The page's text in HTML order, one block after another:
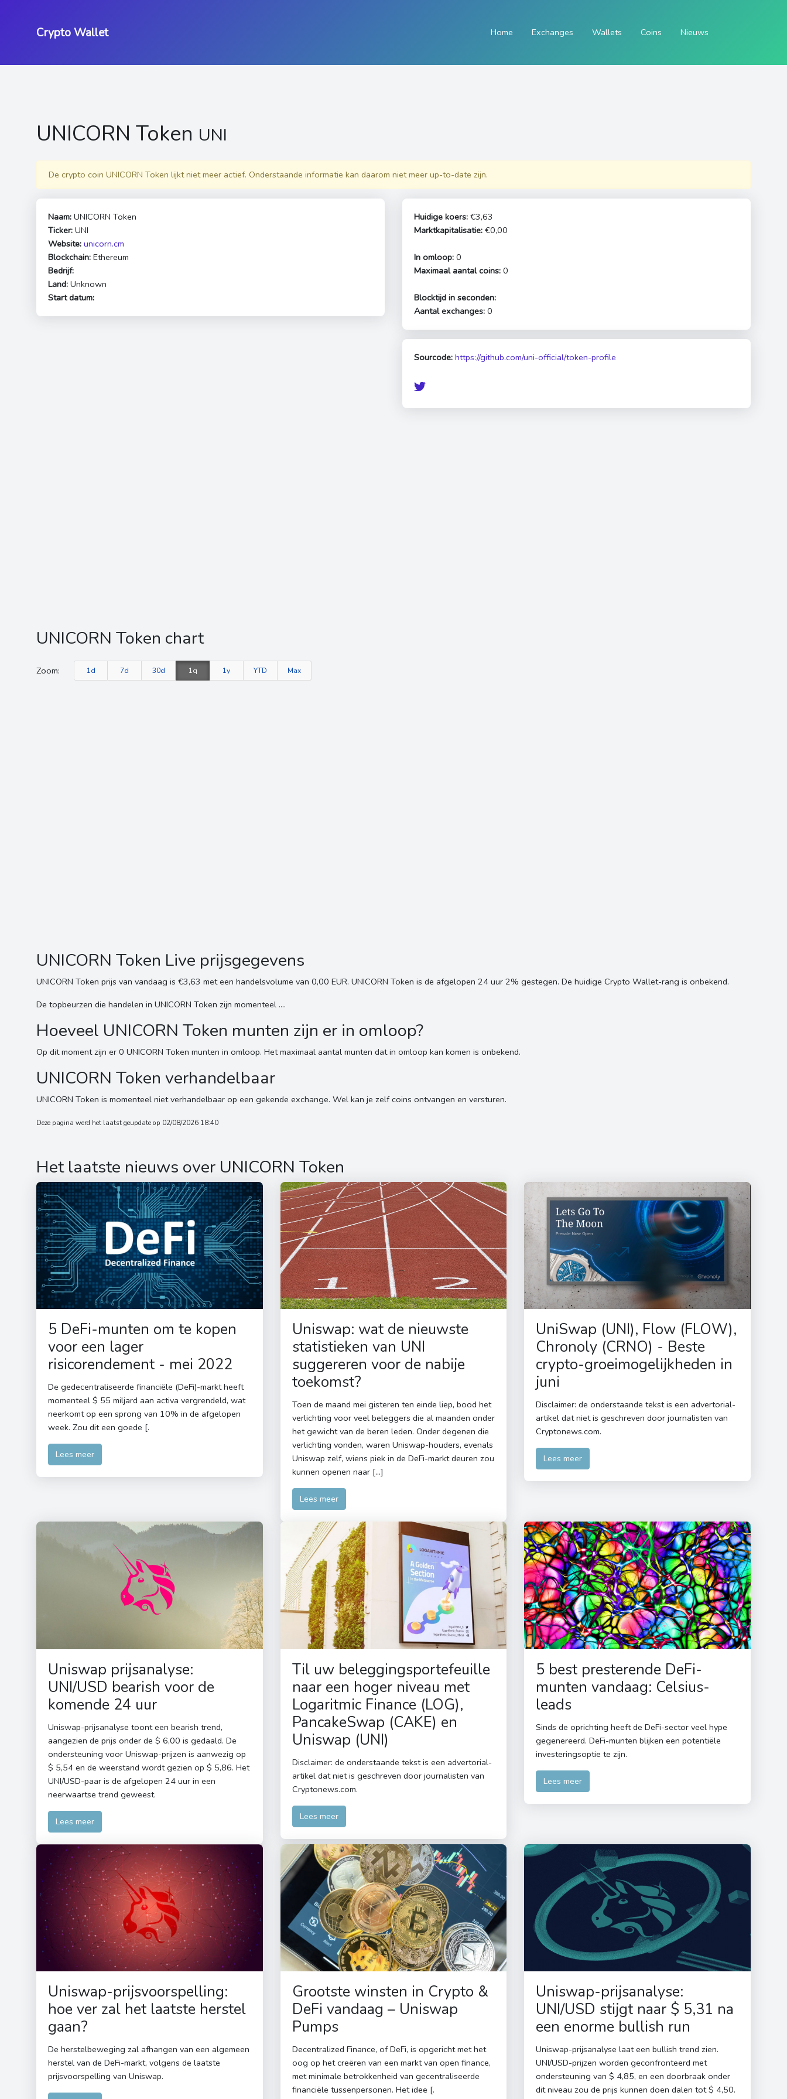
Crypto Wallet Home Exchanges Wallets Coins Nieuws
UNICORN Token UNI
De crypto coin UNICORN Token lijkt niet meer actief. Onderstaande informatie kan daarom niet meer up-to-date zijn.
Naam: UNICORN Token
Ticker: UNI
Website: unicorn.cm
Blockchain: Ethereum
Bedrijf:
Land: Unknown
Start datum:
Huidige koers: €3,63
Marktkapitalisatie: €0,00
In omloop: 0
Maximaal aantal coins: 0
Blocktijd in seconden:
Aantal exchanges: 0
Sourcode: https://github.com/uni-official/token-profile
UNICORN Token chart
Zoom: 1d 7d 30d 1q 1y YTD Max
UNICORN Token Live prijsgegevens
UNICORN Token prijs van vandaag is €3,63 met een handelsvolume van 0,00 EUR. UNICORN Token is de afgelopen 24 uur 2% gestegen. De huidige Crypto Wallet-rang is onbekend.
De topbeurzen die handelen in UNICORN Token zijn momenteel ....
Hoeveel UNICORN Token munten zijn er in omloop?
Op dit moment zijn er 0 UNICORN Token munten in omloop. Het maximaal aantal munten dat in omloop kan komen is onbekend.
UNICORN Token verhandelbaar
UNICORN Token is momenteel niet verhandelbaar op een gekende exchange. Wel kan je zelf coins ontvangen en versturen.
Deze pagina werd het laatst geupdate op 02/08/2026 18:40
Het laatste nieuws over UNICORN Token
5 DeFi-munten om te kopen
voor een lager
risicorendement - mei 2022
De gedecentraliseerde financiële (DeFi)-markt heeft
momenteel $ 55 miljard aan activa vergrendeld, wat
neerkomt op een sprong van 10% in de afgelopen
week. Zou dit een goede [.
Lees meer
Uniswap: wat de nieuwste
statistieken van UNI
suggereren voor de nabije
toekomst?
Toen de maand mei gisteren ten einde liep, bood het
verlichting voor veel beleggers die al maanden onder
het gewicht van de beren leden. Onder degenen die
verlichting vonden, waren Uniswap-houders, evenals
Uniswap zelf, wiens piek in de DeFi-markt deuren zou
kunnen openen naar […]
Lees meer
UniSwap (UNI), Flow (FLOW),
Chronoly (CRNO) - Beste
crypto-groeimogelijkheden in
juni
Disclaimer: de onderstaande tekst is een advertorial-
artikel dat niet is geschreven door journalisten van
Cryptonews.com.
Lees meer
Uniswap prijsanalyse:
UNI/USD bearish voor de
komende 24 uur
Uniswap-prijsanalyse toont een bearish trend,
aangezien de prijs onder de $ 6,00 is gedaald. De
ondersteuning voor Uniswap-prijzen is aanwezig op
$ 5,54 en de weerstand wordt gezien op $ 5,86. Het
UNI/USD-paar is de afgelopen 24 uur in een
neerwaartse trend geweest.
Lees meer
Til uw beleggingsportefeuille
naar een hoger niveau met
Logaritmic Finance (LOG),
PancakeSwap (CAKE) en
Uniswap (UNI)
Disclaimer: de onderstaande tekst is een advertorial-
artikel dat niet is geschreven door journalisten van
Cryptonews.com.
Lees meer
5 best presterende DeFi-
munten vandaag: Celsius-
leads
Sinds de oprichting heeft de DeFi-sector veel hype
gegenereerd. DeFi-munten blijken een potentiële
investeringsoptie te zijn.
Lees meer
Uniswap-prijsvoorspelling:
hoe ver zal het laatste herstel
gaan?
De herstelbeweging zal afhangen van een algemeen
herstel van de DeFi-markt, volgens de laatste
prijsvoorspelling van Uniswap.
Grootste winsten in Crypto &
DeFi vandaag – Uniswap
Pumps
Decentralized Finance, of DeFi, is opgericht met het
oog op het creëren van een markt van open finance,
met minimale betrokkenheid van gecentraliseerde
financiële tussenpersonen. Het idee [.
Uniswap-prijsanalyse:
UNI/USD stijgt naar $ 5,31 na
een enorme bullish run
Uniswap-prijsanalyse laat een bullish trend zien.
UNI/USD-prijzen worden geconfronteerd met
ondersteuning van $ 4,85, en een doorbraak onder
dit niveau zou de prijs kunnen doen dalen tot $ 4,50.